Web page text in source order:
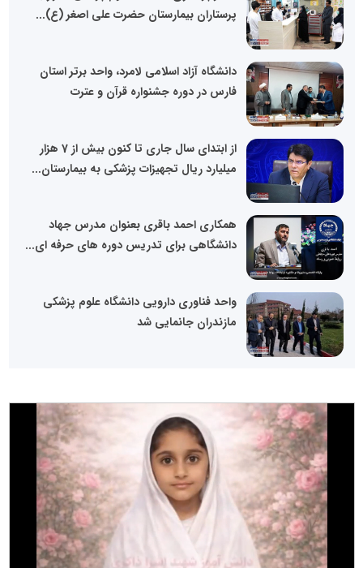
پرستاران بیمارستان حضرت علی اصغر (ع)...
دانشگاه آزاد اسلامی لامرد، واحد برتر استان
فارس در دوره جشنواره قرآن و عترت
از ابتدای سال جاری تا کنون بیش از 7 هزار
میلیارد ریال تجهیزات پزشکی به بیمارستان...
همکاری احمد باقری بعنوان مدرس جهاد
دانشگاهی برای تدریس دوره های حرفه ای...
واحد فناوری دارویی دانشگاه علوم پزشکی
مازندران جانمایی شد